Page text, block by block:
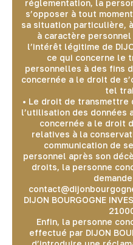
réglementation, la
s’opposer à tout
sa situation particulière,
à caractère
l’intérêt légitime de
ce qui concerne le
personnelles à des fins
concernée a le droit de
tel
• Le droit de transmettre
l’utilisation des données
concernée a le droit
relatives à la
communication de
personnel après son
droits, la personne
DIJON BOURGOGNE
Enfin, la personne
effectué par DIJON